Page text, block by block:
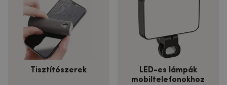
Tisztítószerek
LED-es lámpák
mobiltelefonokhoz